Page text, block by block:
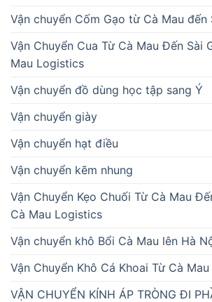
Vận chuyển Cốm Gạo từ Cà Mau đến
Vận Chuyển Cua Từ Cà Mau Đến Sài
Mau Logistics
Vận chuyển đồ dùng học tập sang Ý
Vận chuyển giày
Vận chuyển hạt điều
Vận chuyển kẽm nhung
Vận Chuyển Kẹo Chuối Từ Cà Mau
Cà Mau Logistics
Vận chuyển khô Bổi Cà Mau lên Hà
Vận Chuyển Khô Cá Khoai Từ Cà
VẬN CHUYỂN KÍNH ÁP TRÒNG ĐI